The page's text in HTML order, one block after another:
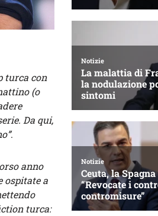
turca con
(o
Da qui,
.
anno
ospitate a
turca: